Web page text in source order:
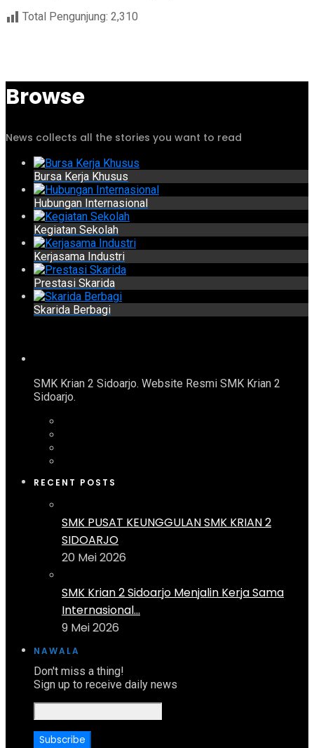
Total Pengunjung: 2,310
Browse
News collects all the stories you want to read
Bursa Kerja Khusus
Hubungan Internasional
Kegiatan Sekolah
Kerjasama Industri
Prestasi Skarida
Skarida Berbagi
SMK Krian 2 Sidoarjo. Website Resmi SMK Krian 2
Sidoarjo.
RECENT POSTS
SMK PUSAT KEUNGGULAN SMK KRIAN 2
SIDOARJO
20 Mei 2026
SMK Krian 2 Sidoarjo Menjalin Kerja Sama
Internasional...
9 Mei 2026
NAWALA
Don't miss a thing!
Sign up to receive daily news